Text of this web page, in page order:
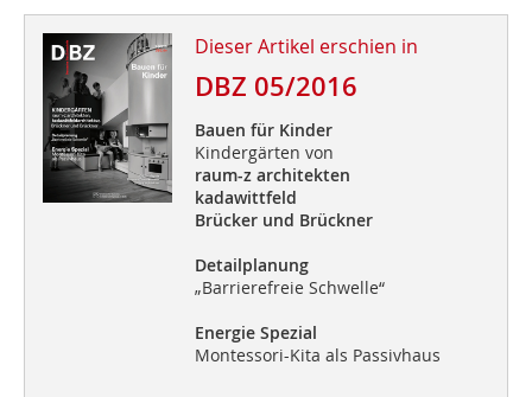
Dieser Artikel erschien in
DBZ 05/2016
Bauen für Kinder
Kindergärten von
raum-z architekten
kadawittfeld
Brücker und Brückner
Detailplanung
„Barrierefreie Schwelle“
Energie Spezial
Montessori-Kita als Passivhaus